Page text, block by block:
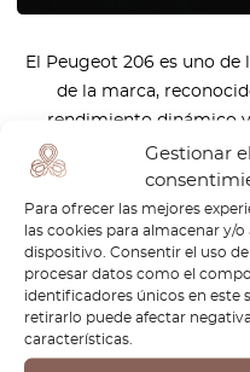
Gestionar el
Para ofrecer las mejores
las cookies para almacenar y/
dispositivo. Consentir el uso
procesar datos como el
identificadores únicos en este
retirarlo puede afectar
características.
El Peugeot 206 es uno
de la marca,
rendimiento dinámico
Lanzado a finales de los
en un éxito mundial,
conductores por su
sea que tengas un
ranchera, el Peugeot
ingeniería atemporal
OctoClassic nos